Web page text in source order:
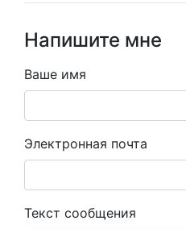
Напишите мне
Ваше имя
Электронная почта
Текст сообщения